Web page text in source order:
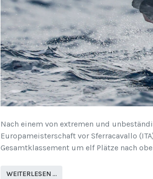
Nach einem von extremen und
Europameisterschaft vor Sferracavallo
Gesamtklassement um elf Plätze nach
WEITERLESEN …